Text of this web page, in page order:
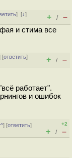
][↓]
+ / –
и стима все
[ответить]
+ / –
работает".
и ошибок
] [ответить]
+2
+ / –